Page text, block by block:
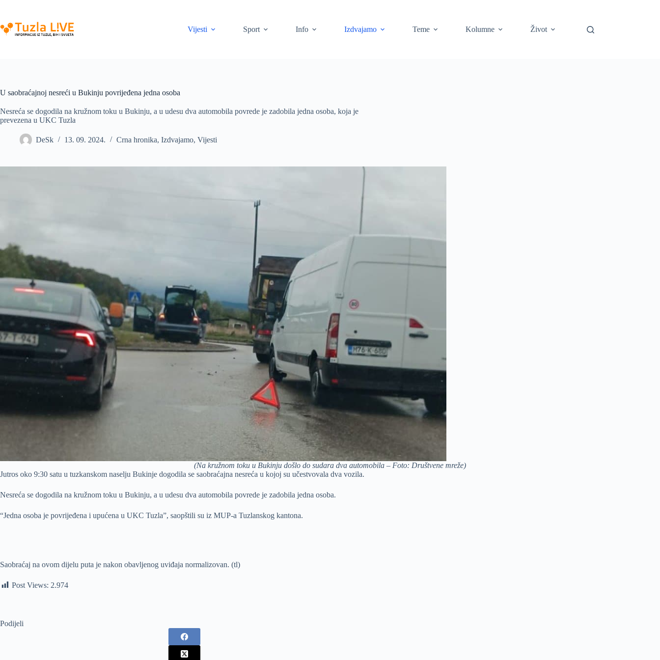
content
Vijesti
Sport Info Izdvajamo Teme Kolumne Život
U saobraćajnoj nesreći u Bukinju povrijeđena jedna osoba
Nesreća se dogodila na kružnom toku u Bukinju, a u udesu dva automobila povrede je zadobila jedna osoba, koja je
prevezena u UKC Tuzla
DeSk 13. 09. 2024. Crna hronika, Izdvajamo, Vijesti
(Na kružnom toku u Bukinju došlo do sudara dva automobila – Foto: Društvene mreže)
Jutros oko 9:30 satu u tuzkanskom naselju Bukinje dogodila se saobraćajna nesreća u kojoj su učestvovala dva vozila.
Nesreća se dogodila na kružnom toku u Bukinju, a u udesu dva automobila povrede je zadobila jedna osoba.
“Jedna osoba je povrijeđena i upućena u UKC Tuzla”, saopštili su iz MUP-a Tuzlanskog kantona.
Saobraćaj na ovom dijelu puta je nakon obavljenog uviđaja normalizovan. (tl)
Post Views: 2.974
Podijeli